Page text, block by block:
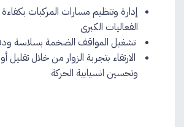
إدارة وتنظيم مسارات المركبات
الفعاليات الكبرى
تشغيل المواقف الضخمة بسلاسة
الارتقاء بتجربة الزوار من خلال تقليل
وتحسين انسيابية الحركة​